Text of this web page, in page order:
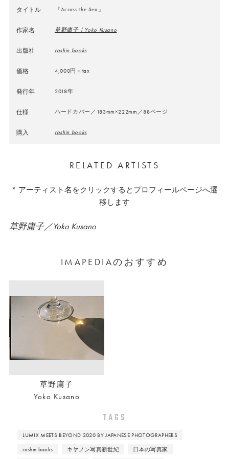
タイトル 『Across the Sea』
作家名 草野庸子｜Yoko Kusano
出版社 roshin books
価格 4,000円＋tax
発行年 2018年
仕様 ハードカバー／183mm×222mm／88ページ
購入 roshin books
RELATED ARTISTS
* アーティスト名をクリックするとプロフィールページへ遷
移します
草野庸子／Yoko Kusano
IMAPEDIAのおすすめ
草野庸子
Yoko Kusano
TAGS
LUMIX MEETS BEYOND 2020 BY JAPANESE PHOTOGRAPHERS
roshin books
キヤノン写真新世紀
日本の写真家